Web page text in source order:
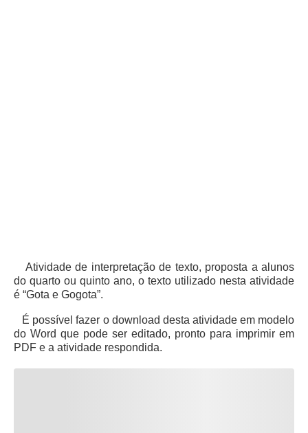
Atividade de interpretação de texto, proposta a alunos
do quarto ou quinto ano, o texto utilizado nesta atividade
é “Gota e Gogota”.
É possível fazer o download desta atividade em modelo
do Word que pode ser editado, pronto para imprimir em
PDF e a atividade respondida.